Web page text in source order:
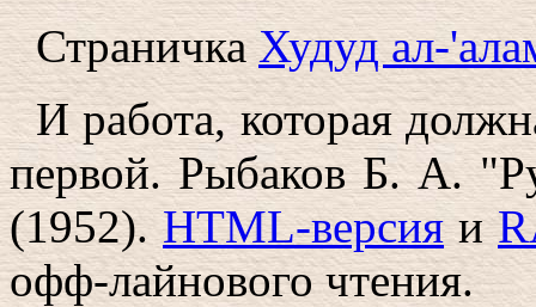
СтраничкаХудуд ал-
И работа, которая
первой. Рыбаков Б. А.
(1952).HTML-версияи
офф-лайнового чтения.